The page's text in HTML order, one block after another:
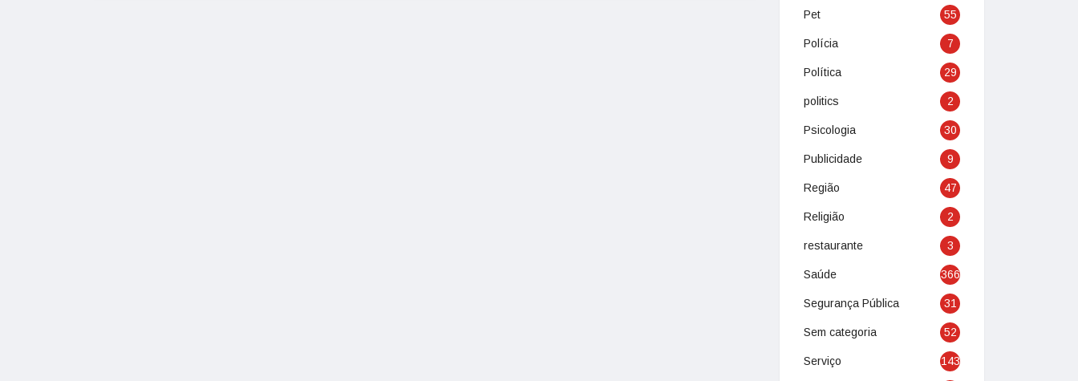
Pet 55
Polícia 7
Política 29
politics 2
Psicologia 30
Publicidade 9
Região 47
Religião 2
restaurante 3
Saúde 366
Segurança Pública 31
Sem categoria 52
Serviço 143